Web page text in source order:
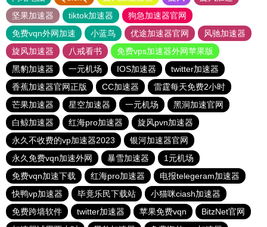
坚果加速器
tiktok加速器
狗急加速器官网
免费vqn外网加速
小蓝鸟 优途加速器官网
风驰加速器
旋风加速器
八戒看书
免费vps加速器外网苹果版
黑豹加速器
一元机场 IOS加速器
twitter加速器
香蕉加速器官网正版
CC加速器
雷霆每天免费2小时
芒果加速器
星空加速器 一元机场
黑洞加速官网
白鲸加速器
红海pro加速器
旋风pvn加速器
永久不收费的vp加速器2023
银河加速器官网
永久免费vqn加速外网
暴雪加速器
1元机场
免费vqn加速下载
红海pro加速器
电报telegeram加速器
快鸭vp加速器
毕竟乐民下载站
小猫咪ciash加速器
免费跨墙软件
twitter加速器 苹果免费vqn
BitzNet官网